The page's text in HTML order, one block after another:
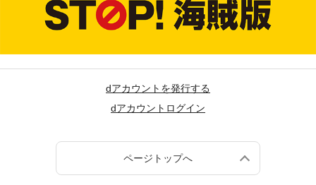
dアカウントを発行する
dアカウントログイン
ページトップへ